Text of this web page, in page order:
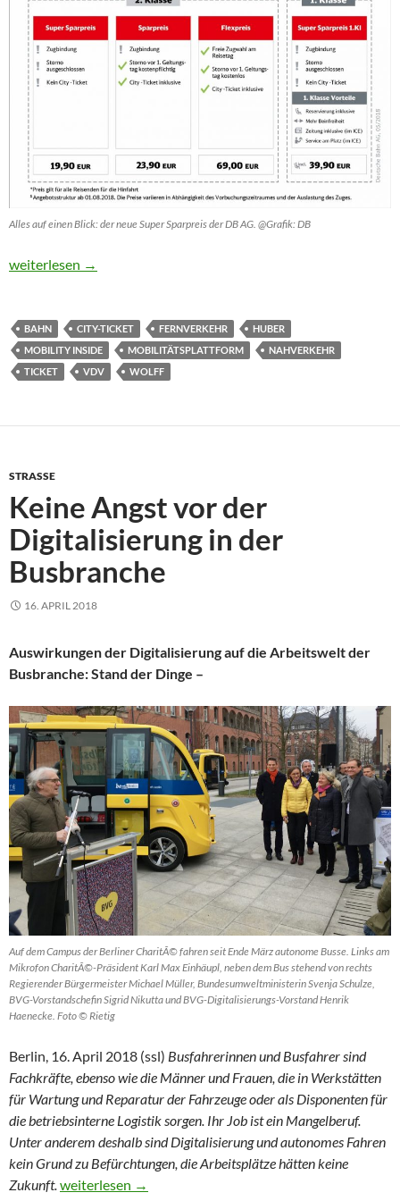
Alles auf einen Blick: der neue Super Sparpreis der DB AG. @Grafik: DB
„Ein Ticket für die ganze Reise“ rückt näher
weiterlesen →
BAHN CITY-TICKET FERNVERKEHR
HUBER
MOBILITY INSIDE
MOBILITÄTSPLATTFORM
NAHVERKEHR
TICKET
VDV WOLFF
STRASSE
Keine Angst vor der
Digitalisierung in der
Busbranche
16. APRIL 2018
Auswirkungen der Digitalisierung auf die Arbeitswelt der
Busbranche: Stand der Dinge –
Auf dem Campus der Berliner CharitÃ© fahren seit Ende März autonome Busse. Links am
Mikrofon CharitÃ©-Präsident Karl Max Einhäupl, neben dem Bus stehend von rechts
Regierender Bürgermeister Michael Müller, Bundesumweltministerin Svenja Schulze,
BVG-Vorstandschefin Sigrid Nikutta und BVG-Digitalisierungs-Vorstand Henrik
Haenecke. Foto © Rietig
Berlin, 16. April 2018 (ssl) Busfahrerinnen und Busfahrer sind
Fachkräfte, ebenso wie die Männer und Frauen, die in Werkstätten
für Wartung und Reparatur der Fahrzeuge oder als Disponenten für
die betriebsinterne Logistik sorgen. Ihr Job ist ein Mangelberuf.
Unter anderem deshalb sind Digitalisierung und autonomes Fahren
kein Grund zu Befürchtungen, die Arbeitsplätze hätten keine
Zukunft. Keine Angst vor der Digitalisierung in der Busbranche
weiterlesen →